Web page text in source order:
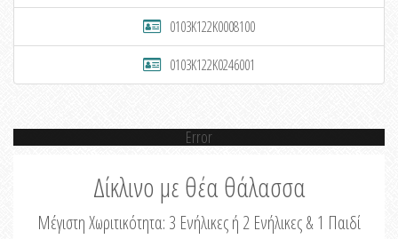
0103K122K0008100
0103K122K0246001
Error
Δίκλινο με θέα θάλασσα
Μέγιστη Χωριτικότητα: 3 Ενήλικες ή 2 Ενήλικες & 1 Παιδί